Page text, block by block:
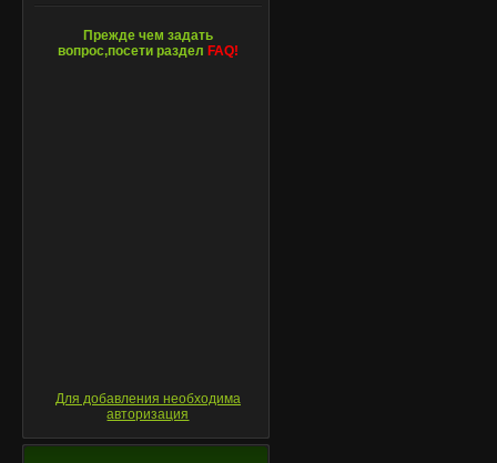
Прежде чем задать
вопрос,посети раздел FAQ!
Для добавления необходима
авторизация